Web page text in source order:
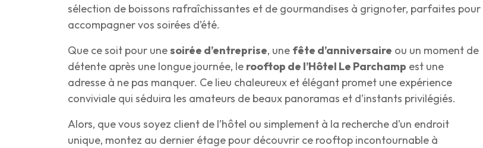
sélection de boissons rafraîchissantes et de gourmandises à grignoter, parfaites pour
accompagner vos soirées d’été.
Que ce soit pour unesoirée d’entreprise, une fête d’anniversaire ou un moment de
détente après une longue journée, le rooftop de l’Hôtel Le Parchamp est une
adresse à ne pas manquer. Ce lieu chaleureux et élégant promet une expérience
conviviale qui séduira les amateurs de beaux panoramas et d’instants privilégiés.
Alors, que vous soyez client de l’hôtel ou simplement à la recherche d’un endroit
unique, montez au dernier étage pour découvrir ce rooftop incontournable à